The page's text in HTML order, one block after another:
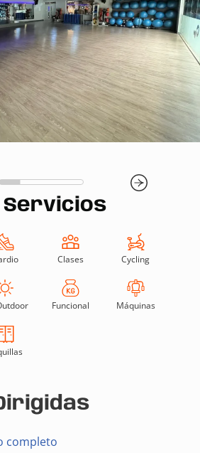
Servicios
Clases Cycling
Funcional Máquinas
completo